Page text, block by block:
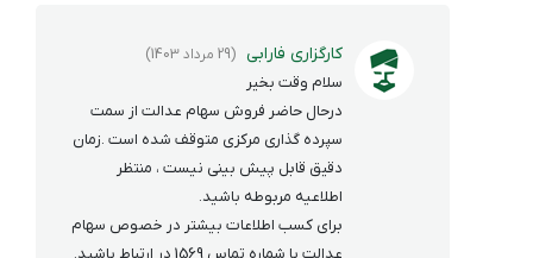
کارگزاری فارابی (29 مرداد 1403)
سلام وقت بخیر
درحال حاضر فروش سهام عدالت از سمت
سپرده گذاری مرکزی متوقف شده است .زمان
دقیق قابل پیش بینی نیست ، منتظر
اطلاعیه مربوطه باشید.
برای کسب اطلاعات بیشتر در خصوص سهام